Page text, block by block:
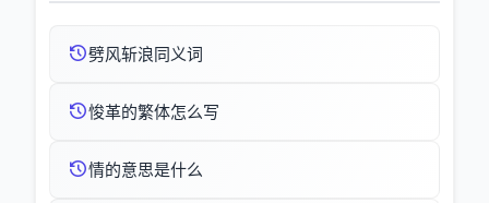
劈风斩浪同义词
悛革的繁体怎么写
情的意思是什么